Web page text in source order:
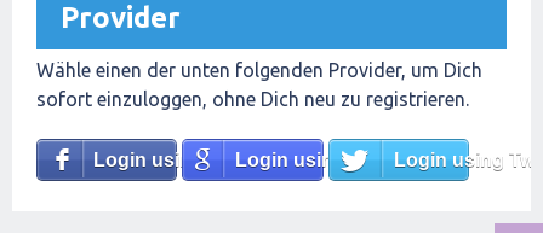
Provider
Wähle einen der unten folgenden Provider, um Dich
sofort einzuloggen, ohne Dich neu zu registrieren.
Login using FacebookLogin using GoogleLogin using